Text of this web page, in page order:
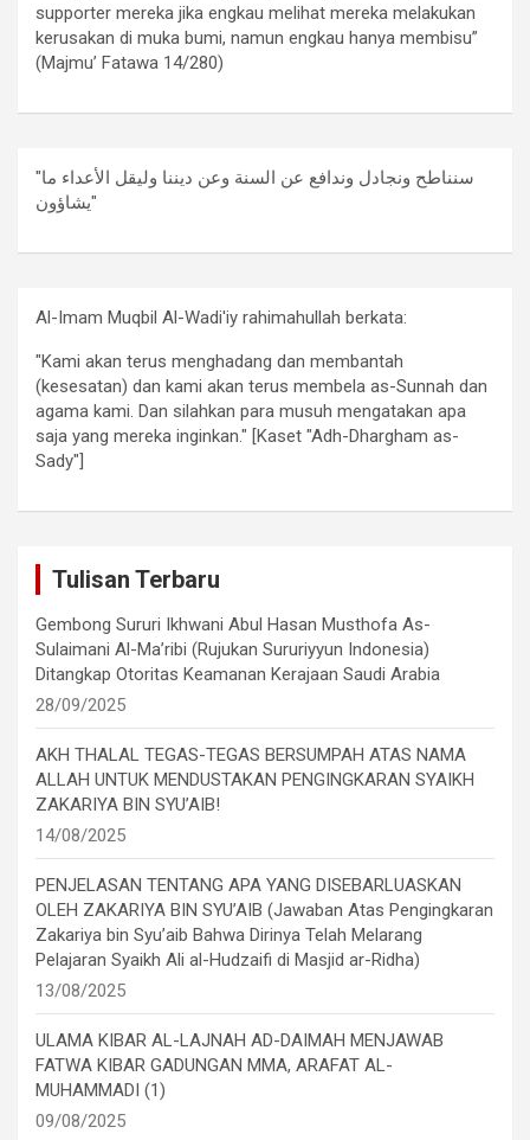
supporter mereka jika engkau melihat mereka melakukan
kerusakan di muka bumi, namun engkau hanya membisu”
(Majmu’ Fatawa 14/280)
"سنناطح ونجادل وندافع عن السنة وعن ديننا وليقل الأعداء ما
يشاؤون"
Al-Imam Muqbil Al-Wadi'iy rahimahullah berkata:
"Kami akan terus menghadang dan membantah
(kesesatan) dan kami akan terus membela as-Sunnah dan
agama kami. Dan silahkan para musuh mengatakan apa
saja yang mereka inginkan." [Kaset "Adh-Dhargham as-
Sady"]
Tulisan Terbaru
Gembong Sururi Ikhwani Abul Hasan Musthofa As-
Sulaimani Al-Ma’ribi (Rujukan Sururiyyun Indonesia)
Ditangkap Otoritas Keamanan Kerajaan Saudi Arabia
28/09/2025
AKH THALAL TEGAS-TEGAS BERSUMPAH ATAS NAMA
ALLAH UNTUK MENDUSTAKAN PENGINGKARAN SYAIKH
ZAKARIYA BIN SYU’AIB!
14/08/2025
PENJELASAN TENTANG APA YANG DISEBARLUASKAN
OLEH ZAKARIYA BIN SYU’AIB (Jawaban Atas Pengingkaran
Zakariya bin Syu’aib Bahwa Dirinya Telah Melarang
Pelajaran Syaikh Ali al-Hudzaifi di Masjid ar-Ridha)
13/08/2025
ULAMA KIBAR AL-LAJNAH AD-DAIMAH MENJAWAB
FATWA KIBAR GADUNGAN MMA, ARAFAT AL-
MUHAMMADI (1)
09/08/2025